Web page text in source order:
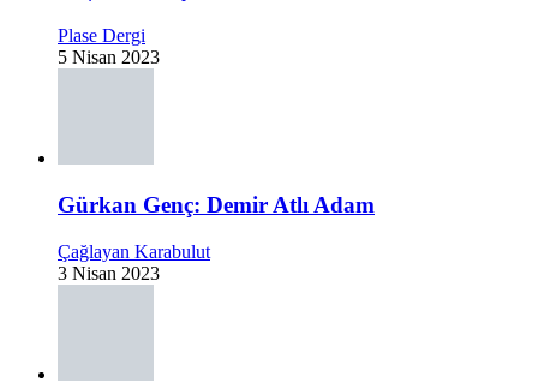
Plase Dergi
5 Nisan 2023
Gürkan Genç: Demir Atlı Adam
Çağlayan Karabulut
3 Nisan 2023